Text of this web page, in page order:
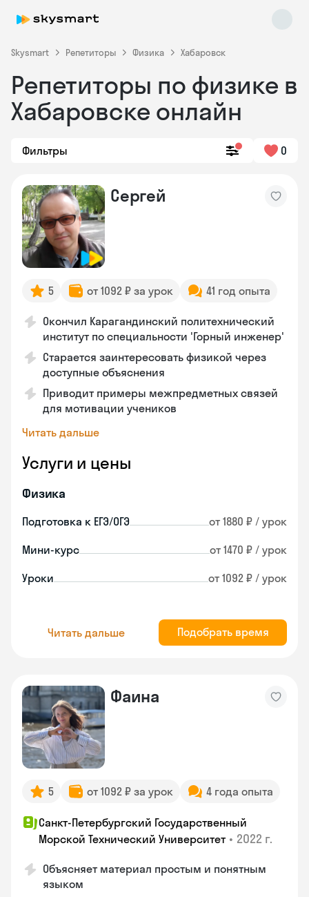
Skysmart Репетиторы Физика Хабаровск
Репетиторы по физике в
Хабаровске онлайн
Фильтры 0
Сергей
5 от 1092 ₽ за урок 41 год опыта
Окончил Карагандинский политехнический
институт по специальности 'Горный инженер'
Старается заинтересовать физикой через
доступные объяснения
Приводит примеры межпредметных связей
для мотивации учеников
Читать дальше
Услуги и цены
Физика
Подготовка к ЕГЭ/ОГЭ от 1880 ₽ / урок
Мини-курс от 1470 ₽ / урок
Уроки от 1092 ₽ / урок
Читать дальше Подобрать время
Фаина
5 от 1092 ₽ за урок 4 года опыта
Санкт-Петербургский Государственный
Морской Технический Университет • 2022 г.
Объясняет материал простым и понятным
языком
online